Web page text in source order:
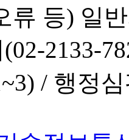
류 등) 일
2133-
/ 행정심